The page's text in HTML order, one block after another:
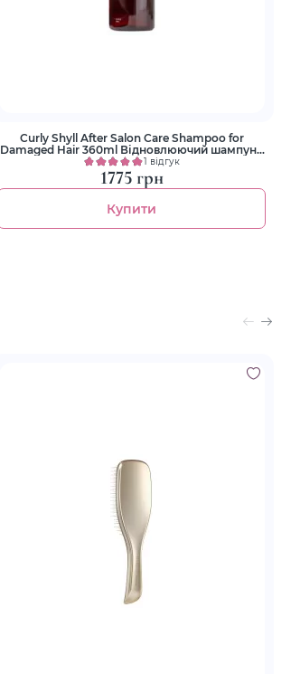
Curly Shyll After Salon Care Shampoo for
Damaged Hair 360ml Відновлюючий шампунь
для дуже пошкодженого волосся
1 відгук
1775 грн
Купити